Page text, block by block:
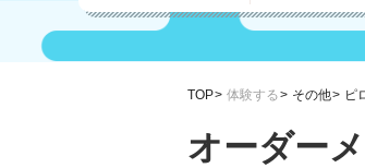
TOP 体験する その他 ピ
オーダー